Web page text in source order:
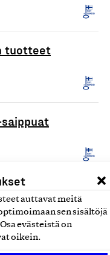
auttavat meitä
sen sisältöjä
evästeistä on
oikein.
tuotteet
saippuat